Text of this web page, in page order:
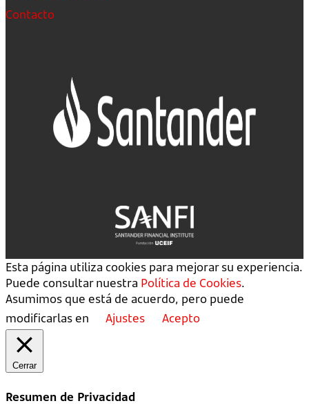
Contacto
Esta página utiliza cookies para mejorar su experiencia.
Puede consultar nuestra Política de Cookies.
Asumimos que está de acuerdo, pero puede
modificarlas en
Ajustes Acepto
Cerrar
Resumen de Privacidad